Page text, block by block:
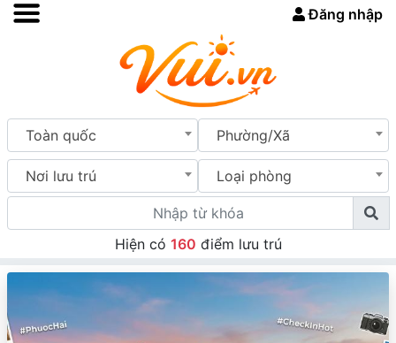
Đăng nhập
Toàn quốc Phường/Xã
Nơi lưu trú Loại phòng
Hiện có 160 điểm lưu trú